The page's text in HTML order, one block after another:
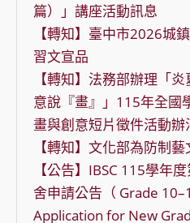
篇）」講座活動訊息
【轉知】臺中市2026城
習文宣品
【轉知】法務部辦理「
意說『畫』」115年全國
畫與創意短片徵件活動辦
【轉知】文化部為防制
【公告】IBSC 115學年
舍申請公告（ Grade
Application for New